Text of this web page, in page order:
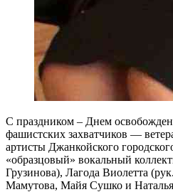
С праздником – Днем
фашистских захватчиков —
артисты Джанкойского
«образцовый» вокальный
Грузинова), Лагода Виолетта
Мамутова, Майя Сушко и